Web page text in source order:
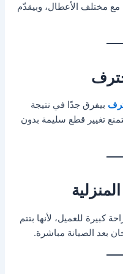
مع مختلف الأعطال، وبيقدّم
بيفرق جدًا في نتيجة
تغيير قطع سليمة بدون
كبيرة للعميل، لأنها بتتم
بعد الصيانة مباشرة.